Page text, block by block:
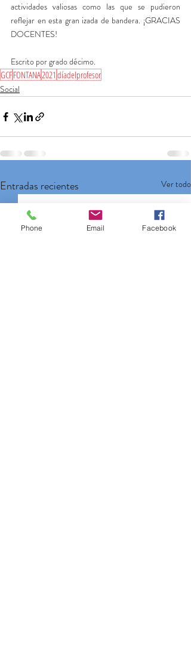
actividades valiosas como las que se pudieron
reflejar en esta gran izada de bandera. ¡GRACIAS
DOCENTES!
Escrito por grado décimo.
GCFFONTANA2021 díadelprofesor
Social
Entradas recientes Ver todo
Phone Email Facebook